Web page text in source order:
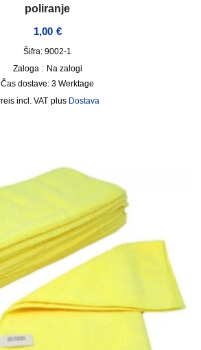
poliranje
1,00 €
Šifra: 9002-1
Zaloga : Na zalogi
Čas dostave: 3 Werktage
incl. VAT plus Dostava